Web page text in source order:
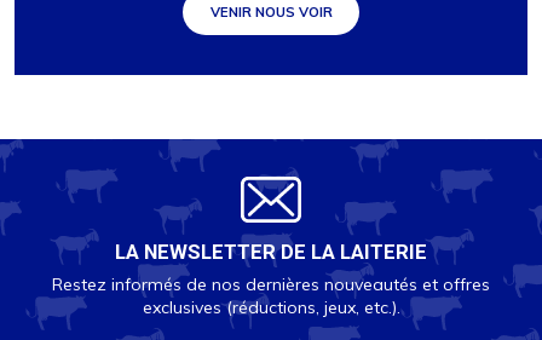
VENIR NOUS VOIR
LA NEWSLETTER DE LA LAITERIE
Restez informés de nos dernières nouveautés et offres
exclusives (réductions, jeux, etc.).